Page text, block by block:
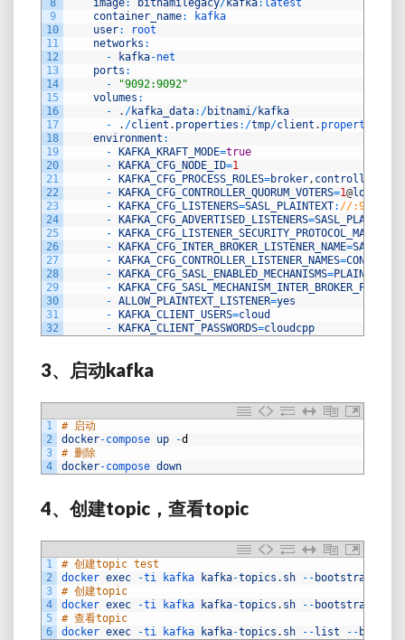
8
9
10
11
12
13
14
15
16
17
18
19
20
21
22
23
24
25
26
27
28
29
30
31
32
image: bitnamilegacy/kafka: latest
container_name:
kafka
user:
root
networks :
-
kafka-net
ports :
-
"9092:9092"
volumes :
-
. /kafka_data: /bitnami/kafka
-
. /client . properties : /tmp/client . properties
environment :
-
KAFKA_KRAFT_MODE=true
-
KAFKA_CFG_NODE_ID=1
-
KAFKA_CFG_PROCESS_ROLES=broker, controller
-
KAFKA_CFG_CONTROLLER_QUORUM_VOTERS=1@
-
KAFKA_CFG_LISTENERS=SASL_PLAINTEXT: //
-
KAFKA_CFG_ADVERTISED_LISTENERS=SASL_PLAINTEXT
-
KAFKA_CFG_LISTENER_SECURITY_PROTOCOL_MAP
-
KAFKA_CFG_INTER_BROKER_LISTENER_NAME=
-
KAFKA_CFG_CONTROLLER_LISTENER_NAMES=
-
KAFKA_CFG_SASL_ENABLED_MECHANISMS=PLAIN
-
- ALLOW_PLAINTEXT_LISTENER=yes
-
KAFKA_CLIENT_USERS=cloud
-
KAFKA_CLIENT_PASSWORDS=cloudcpp
3、启动kafka
1
2
3
4
# 启动
docker-compose up -d
# 删除
docker-compose down
4、创建topic，查看topic
1
2
3
4
5
6
# 创建topic test
docker exec -ti kafka kafka-topics . sh -- bootstrap
# 创建topic
docker exec -ti kafka kafka-topics . sh -- bootstrap
# 查看topic
docker exec -ti kafka kafka-topics . sh -- list --